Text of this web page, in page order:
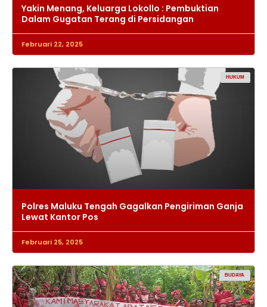
Yakin Menang, Keluarga Lokollo : Pembuktian
Dalam Gugatan Terang di Persidangan
Februari 22, 2025
HUKUM
Polres Maluku Tengah Gagalkan Pengiriman Ganja
Lewat Kantor Pos
Februari 25, 2025
BUDAYA